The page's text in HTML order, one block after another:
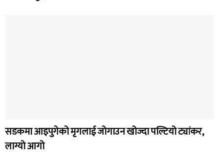
सडकमा आइपुगेको मृगलाई जोगाउन खोज्दा पल्टियो ट्यांकर,
लाग्यो आगो